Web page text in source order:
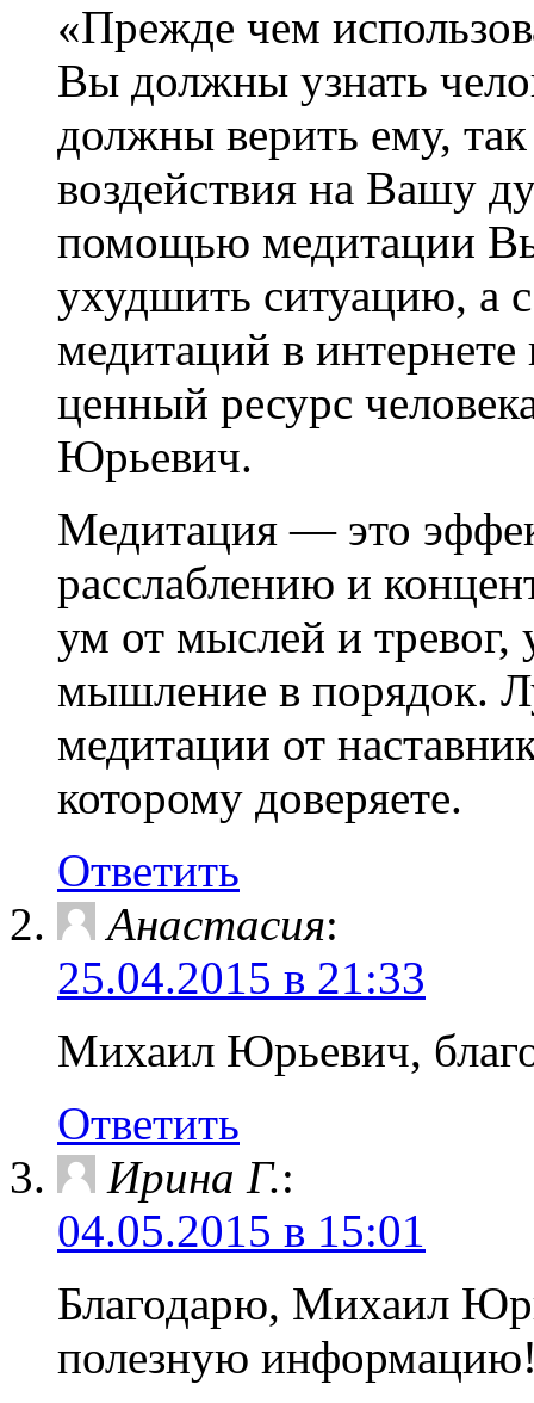
«Прежде чем
Вы должны узнать
должны верить ему,
воздействия на Вашу
помощью медитации
ухудшить ситуацию, а
медитаций в
ценный ресурс
Юрьевич.
Медитация — это
расслаблению и
ум от мыслей и тревог,
мышление в порядок.
медитации от
которому доверяете.
Ответить
Анастасия:
25.04.2015 в 21:33
Михаил Юрьевич,
Ответить
Ирина Г.:
04.05.2015 в 15:01
Благодарю, Михаил
полезную